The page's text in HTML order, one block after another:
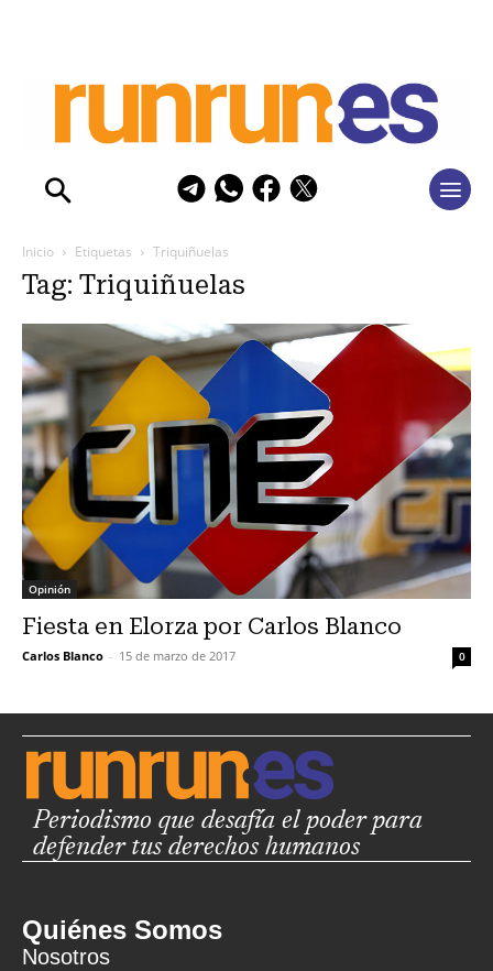
Inicio Etiquetas Triquiñuelas
Tag: Triquiñuelas
Opinión
Fiesta en Elorza por Carlos Blanco
Carlos Blanco - 15 de marzo de 2017 0
Periodismo que desafía el poder para
defender tus derechos humanos
Quiénes Somos
Nosotros